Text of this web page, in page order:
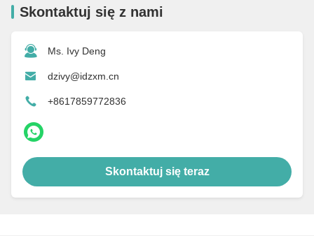
Skontaktuj się z nami
Ms. Ivy Deng
dzivy@idzxm.cn
+8617859772836
Skontaktuj się teraz